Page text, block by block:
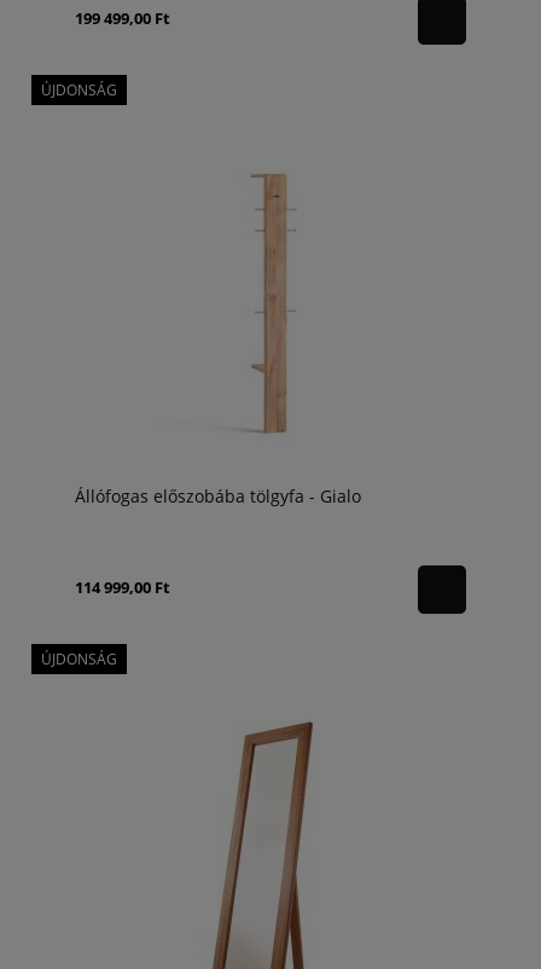
199 499,00 Ft
Állófogas előszobába tölgyfa - Gialo
114 999,00 Ft
ÚJDONSÁG
ÚJDONSÁG